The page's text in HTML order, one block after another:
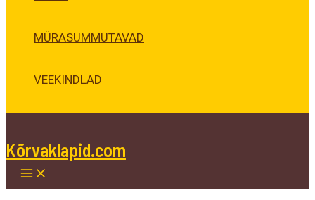
MÜRASUMMUTAVAD
VEEKINDLAD
Kõrvaklapid.com